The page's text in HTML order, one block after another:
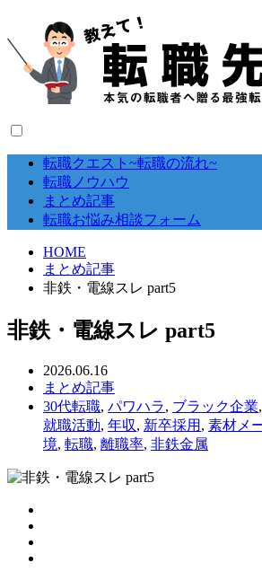
転職クエスト~転職の流れ~
転職ノウハウ
まとめ記事
転職お悩み相談フォーム
HOME
まとめ記事
非鉄・電線スレ part5
非鉄・電線スレ part5
2026.06.16
まとめ記事
30代転職, パワハラ, ブラック企業,
就職活動, 年収, 新卒採用 , 素材メ
境, 転職, 離職率, 非鉄金属